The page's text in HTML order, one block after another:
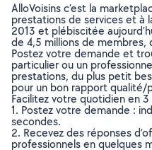
AlloVoisins c’est la
prestations de services et à
2013 et plébiscitée
de 4,5 millions de
Postez votre demande et
particulier ou un
prestations, du plus petit
pour un bon rapport qualité/
Facilitez votre quotidien en
1. Postez votre demande :
secondes.
2. Recevez des réponses
professionnels en quelques